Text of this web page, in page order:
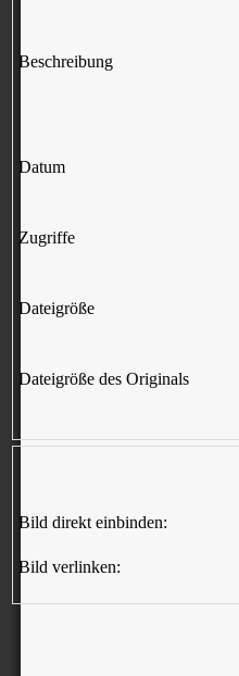
Beschreibung
Datum
Zugriffe
Dateigröße
Dateigröße des Originals
Bild direkt einbinden:
Bild verlinken: